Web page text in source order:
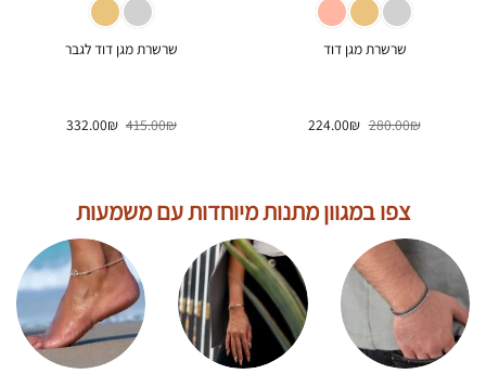
שרשרת מגן דוד
280.00₪ המחיר
המקורי
224.00₪ המחיר
שרשרת מגן דוד לגבר
415.00₪ המחיר
המקורי
332.00₪ המחיר
צפו במגוון מתנות מיוחדות עם משמעות